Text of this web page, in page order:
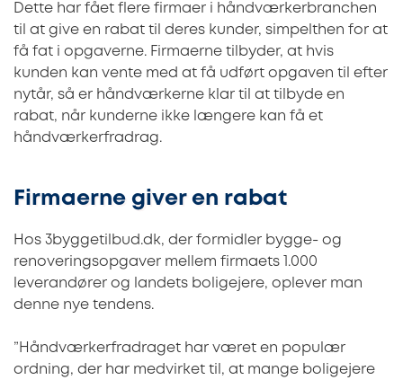
Dette har fået flere firmaer i håndværkerbranchen
til at give en rabat til deres kunder, simpelthen for at
få fat i opgaverne. Firmaerne tilbyder, at hvis
kunden kan vente med at få udført opgaven til efter
nytår, så er håndværkerne klar til at tilbyde en
rabat, når kunderne ikke længere kan få et
håndværkerfradrag.
Firmaerne giver en rabat
Hos 3byggetilbud.dk, der formidler bygge- og
renoveringsopgaver mellem firmaets 1.000
leverandører og landets boligejere, oplever man
denne nye tendens.
”Håndværkerfradraget har været en populær
ordning, der har medvirket til, at mange boligejere